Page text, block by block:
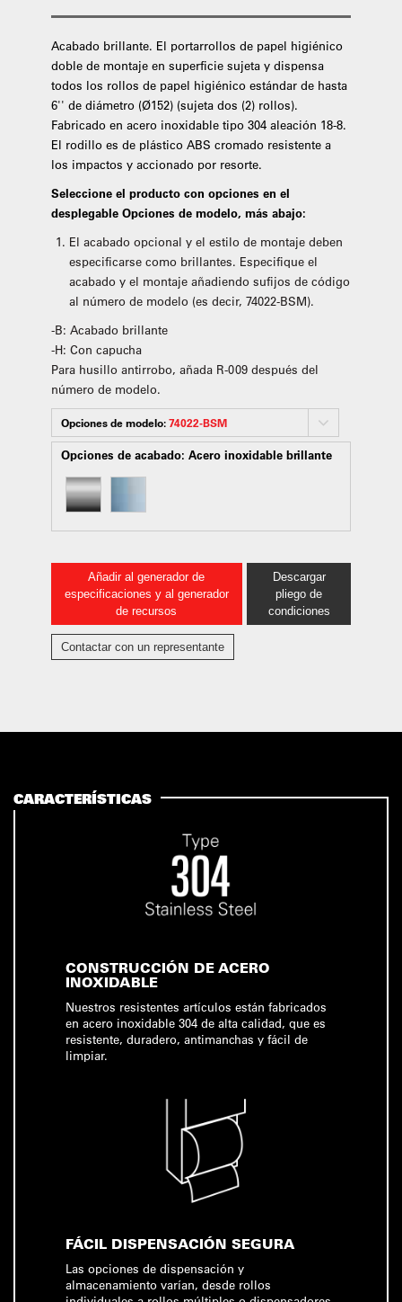
Acabado brillante. El portarrollos de papel higiénico
doble de montaje en superficie sujeta y dispensa
todos los rollos de papel higiénico estándar de hasta
6'' de diámetro (Ø152) (sujeta dos (2) rollos).
Fabricado en acero inoxidable tipo 304 aleación 18-8.
El rodillo es de plástico ABS cromado resistente a
los impactos y accionado por resorte.
Seleccione el producto con opciones en el
desplegable Opciones de modelo, más abajo:
El acabado opcional y el estilo de montaje deben
especificarse como brillantes. Especifique el
acabado y el montaje añadiendo sufijos de código
al número de modelo (es decir, 74022-BSM).
-B: Acabado brillante
-H: Con capucha
Para husillo antirrobo, añada R-009 después del
número de modelo.
Opciones de modelo:74022-BSM
Opciones de acabado: Acero inoxidable brillante
Añadir al generador de
especificaciones y al generador
de recursos
Descargar
pliego de
condiciones
Contactar con un representante
CARACTERÍSTICAS
CONSTRUCCIÓN DE ACERO
INOXIDABLE
Nuestros resistentes artículos están fabricados
en acero inoxidable 304 de alta calidad, que es
resistente, duradero, antimanchas y fácil de
limpiar.
FÁCIL DISPENSACIÓN SEGURA
Las opciones de dispensación y
almacenamiento varían, desde rollos